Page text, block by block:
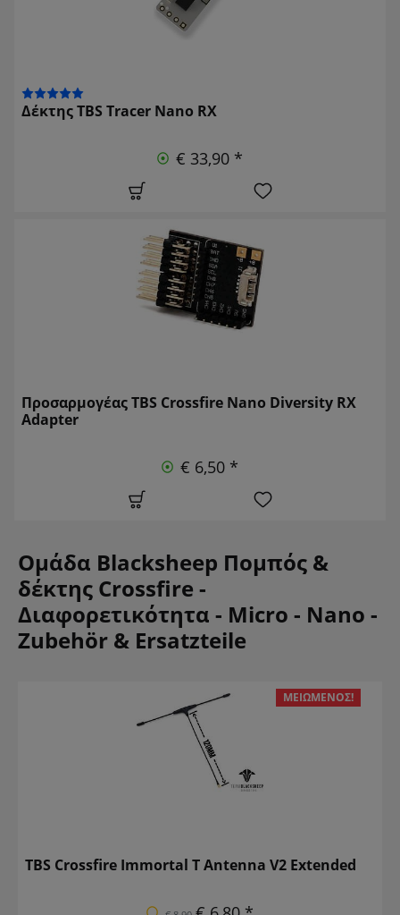
Δέκτης TBS Tracer Nano RX
€ 33,90 *
Προσαρμογέας TBS Crossfire Nano Diversity RX
Adapter
€ 6,50 *
Ομάδα Blacksheep Πομπός &
δέκτης Crossfire -
Διαφορετικότητα - Micro - Nano -
Zubehör & Ersatzteile
ΜΕΙΩΜΈΝΟΣ!
TBS Crossfire Immortal T Antenna V2 Extended